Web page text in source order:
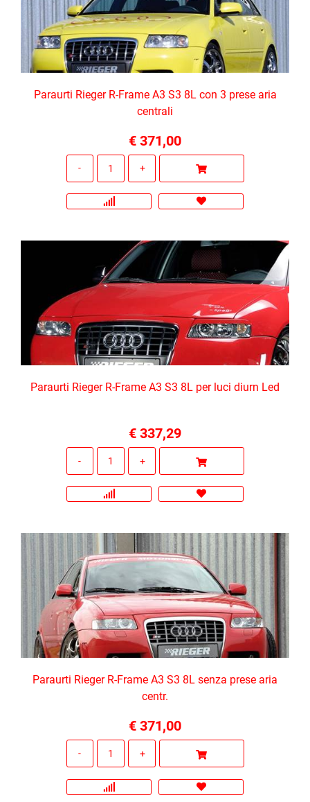
Paraurti Rieger R-Frame A3 S3 8L con 3 prese aria
centrali
€ 371,00
Paraurti Rieger R-Frame A3 S3 8L per luci diurn Led
€ 337,29
Paraurti Rieger R-Frame A3 S3 8L senza prese aria
centr.
€ 371,00